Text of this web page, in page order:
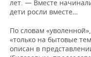
лет. — Вместе
дети росли вместе…
По словам
«только на бытовые
описан в